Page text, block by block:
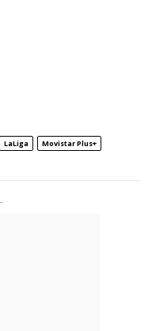
LaLiga
Movistar Plus+